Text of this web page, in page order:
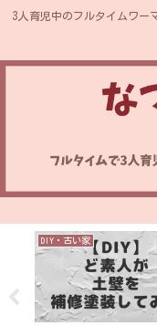
3人育児中のフルタイムワー
DIY・古い家